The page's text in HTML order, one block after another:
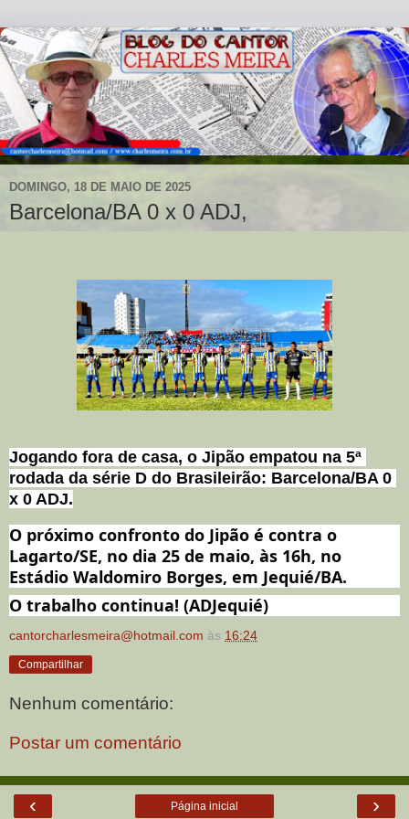
DOMINGO, 18 DE MAIO DE 2025
Barcelona/BA 0 x 0 ADJ,
Jogando fora de casa, o Jipão empatou na 5ª
rodada da série D do Brasileirão: Barcelona/BA 0
x 0 ADJ.
O próximo confronto do Jipão é contra o
Lagarto/SE, no dia 25 de maio, às 16h, no
Estádio Waldomiro Borges, em Jequié/BA.
O trabalho continua! (ADJequié)
cantorcharlesmeira@hotmail.com às 16:24
Compartilhar
Nenhum comentário:
Postar um comentário
‹ ›
Página inicial